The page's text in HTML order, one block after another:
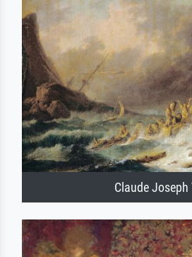
Claude Joseph